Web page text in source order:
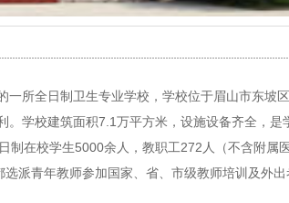
所全日制卫生专业学校，学校位于眉山市东坡
学校建筑面积7.1万平方米，设施设备齐全，是
在校学生5000余人，教职工272人（不含附属
派青年教师参加国家、省、市级教师培训及外出